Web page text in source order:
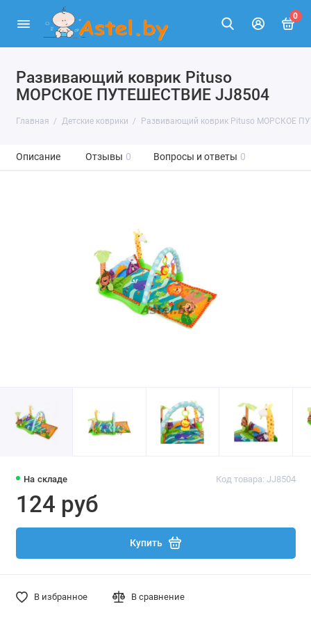
0
Развивающий коврик Pituso
МОРСКОЕ ПУТЕШЕСТВИЕ JJ8504
Главная Детские коврики Развивающий коврик Pituso МОРСКОЕ
Описание Отзывы 0 Вопросы и ответы 0
На складе Код товара: JJ8504
124 руб
Купить
В избранное В сравнение